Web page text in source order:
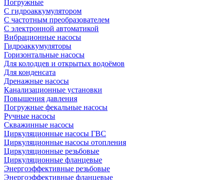
Погружные
С гидроаккумулятором
С частотным преобразователем
С электронной автоматикой
Вибрационные насосы
Гидроаккумуляторы
Горизонтальные насосы
Для колодцев и открытых водоёмов
Для конденсата
Дренажные насосы
Канализационные установки
Повышения давления
Погружные фекальные насосы
Ручные насосы
Скважинные насосы
Циркуляционные насосы ГВС
Циркуляционные насосы отопления
Циркуляционные резьбовые
Циркуляционные фланцевые
Энергоэффективные резьбовые
Энергоэффективные фланцевые